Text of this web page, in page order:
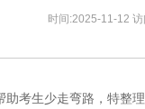
时间:2025-11-12
考生少走弯路，特整